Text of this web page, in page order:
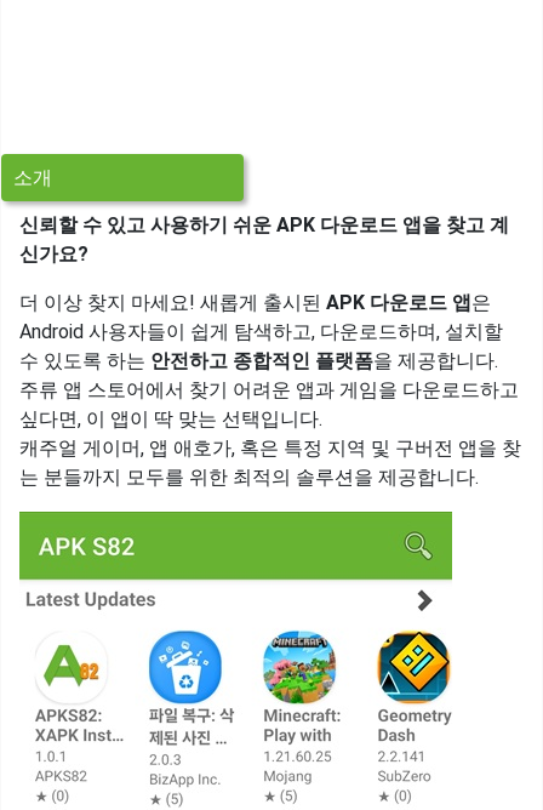
소개
신뢰할 수 있고 사용하기 쉬운 APK 다운로드 앱을 찾고 계
신가요?
더 이상 찾지 마세요! 새롭게 출시된 APK 다운로드 앱은
Android 사용자들이 쉽게 탐색하고, 다운로드하며, 설치할
수 있도록 하는 안전하고 종합적인 플랫폼을 제공합니다.
주류 앱 스토어에서 찾기 어려운 앱과 게임을 다운로드하고
싶다면, 이 앱이 딱 맞는 선택입니다.
캐주얼 게이머, 앱 애호가, 혹은 특정 지역 및 구버전 앱을 찾
는 분들까지 모두를 위한 최적의 솔루션을 제공합니다.